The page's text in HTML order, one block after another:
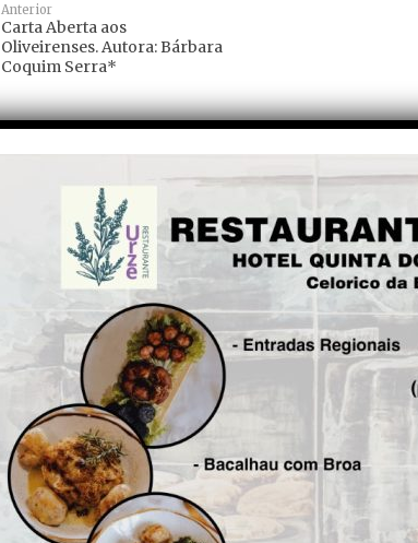
Anterior
Carta Aberta aos
Oliveirenses. Autora: Bárbara
Coquim Serra*